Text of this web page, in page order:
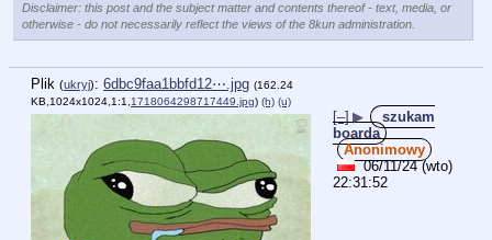
Disclaimer: this post and the subject matter and contents thereof - text, media, or
otherwise - do not necessarily reflect the views of the 8kun administration.
Plik (ukryj): 6dbc9faa1bbfd12⋯.jpg (162.24
KB,1024x1024,1:1, 1718064298717449.jpg) (h) (u)
[–] ▶
szukam
boarda
Anonimowy
06/11/24 (wto)
22:31:52